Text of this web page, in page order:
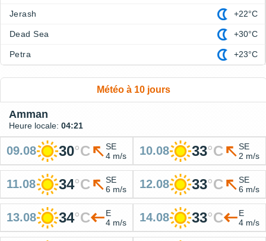
Jerash +22°C
Dead Sea +30°C
Petra +23°C
Météo à 10 jours
Amman
Heure locale: 04:21
09.08 30°C
SE
4 m/s
10.08 33°C
SE
2 m/s
11.08 34°C
SE
6 m/s
12.08 33°C
SE
6 m/s
13.08 34°C
E
4 m/s
14.08 33°C
E
4 m/s